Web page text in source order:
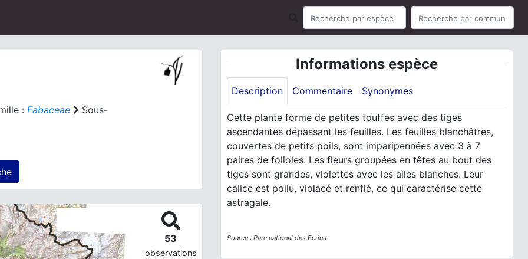
: Fabaceae Sous-
sur cette fiche
53
observations
Informations espèce
Description Commentaire Synonymes
Cette plante forme de petites touffes avec des tiges
ascendantes dépassant les feuilles. Les feuilles blanchâtres,
couvertes de petits poils, sont imparipennées avec 3 à 7
paires de folioles. Les fleurs groupées en têtes au bout des
tiges sont grandes, violettes avec les ailes blanches. Leur
calice est poilu, violacé et renflé, ce qui caractérise cette
astragale.
Source : Parc national des Ecrins